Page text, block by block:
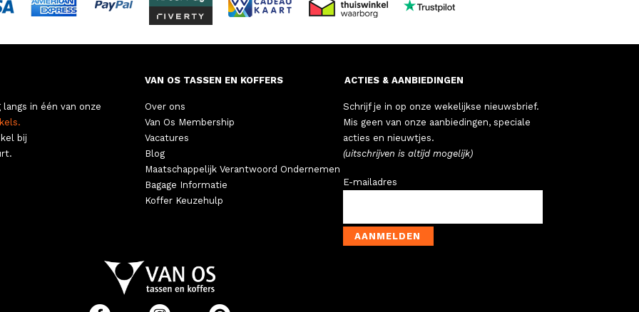
langs in één van onze
bij
VAN OS TASSEN EN KOFFERS
Over ons
Van Os Membership
Vacatures
Blog
Maatschappelijk Verantwoord Ondernemen
Bagage Informatie
Koffer Keuzehulp
ACTIES & AANBIEDINGEN
Schrijf je in op onze wekelijkse nieuwsbrief.
Mis geen van onze aanbiedingen, speciale
acties en nieuwtjes.
(uitschrijven is altijd mogelijk)
E-mailadres
AANMELDEN